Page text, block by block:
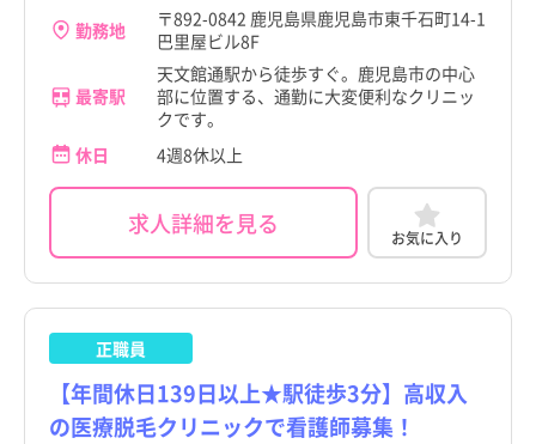
岩手県
宮城県
山形県
福島県
茨城県
栃木県
群馬県
埼玉県
鹿児島市
枕崎市
阿久根市
出水市
指宿市
西之表市
垂水市
薩摩川内市
勤務地
〒892-0842 鹿児島県鹿児島市東千石町14-1
巴里屋ビル8F
最寄駅
天文館通駅から徒歩すぐ。鹿児島市の中心
部に位置する、通勤に大変便利なクリニッ
クです。
休日
4週8休以上
求人詳細を見る お気に入り
正職員
【年間休日139日以上★駅徒歩3分】高収入
の医療脱毛クリニックで看護師募集！
岩手県
宮城県
山形県
福島県
茨城県
栃木県
群馬県
埼玉県
鹿児島市
枕崎市
阿久根市
出水市
指宿市
西之表市
垂水市
薩摩川内市